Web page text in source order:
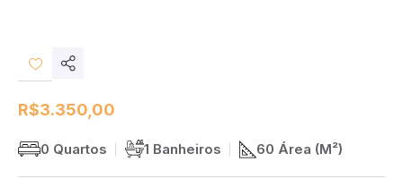
DesejosCompartilhar
R$3.350,00
0 Quartos 1 Banheiros 60 Área (M²)